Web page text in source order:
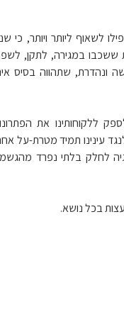
ליותר ויותר, כי שנה
במגירה, לתקן, לשפר,
שתהווה בסיס איתן
את הפתרונות
עינינו תמיד מטרת-על אחת:
לחלק בלתי נפרד מהגשמת
בכל נושא.